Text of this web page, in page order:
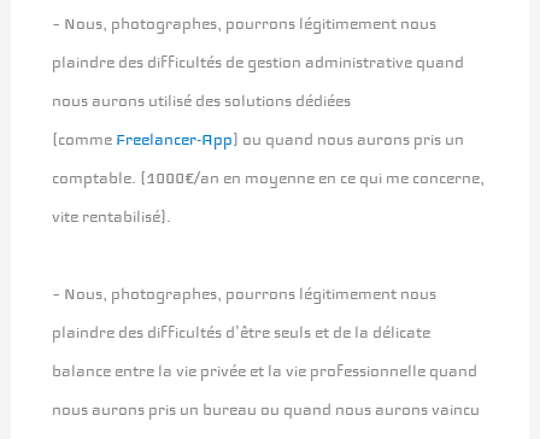
– Nous, photographes, pourrons légitimement nous
plaindre des difficultés de gestion administrative quand
nous aurons utilisé des solutions dédiées
(comme Freelancer-App) ou quand nous aurons pris un
comptable. (1000€/an en moyenne en ce qui me concerne,
vite rentabilisé).
– Nous, photographes, pourrons légitimement nous
plaindre des difficultés d’être seuls et de la délicate
balance entre la vie privée et la vie professionnelle quand
nous aurons pris un bureau ou quand nous aurons vaincu